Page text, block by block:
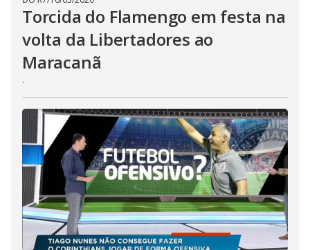
Torcida do Flamengo em festa na
volta da Libertadores ao
Maracanã
.